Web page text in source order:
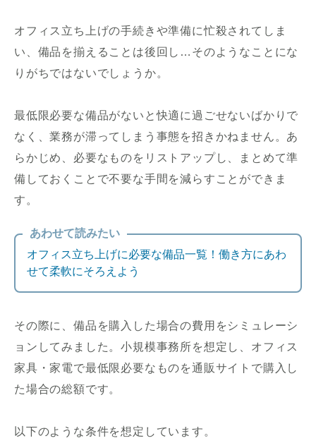
オフィス立ち上げの手続きや準備に忙殺されてしま
い、備品を揃えることは後回し…そのようなことにな
りがちではないでしょうか。
最低限必要な備品がないと快適に過ごせないばかりで
なく、業務が滞ってしまう事態を招きかねません。あ
らかじめ、必要なものをリストアップし、まとめて準
備しておくことで不要な手間を減らすことができま
す。
あわせて読みたい
オフィス立ち上げに必要な備品一覧！働き方にあわ
せて柔軟にそろえよう
その際に、備品を購入した場合の費用をシミュレーシ
ョンしてみました。小規模事務所を想定し、オフィス
家具・家電で最低限必要なものを通販サイトで購入し
た場合の総額です。
以下のような条件を想定しています。